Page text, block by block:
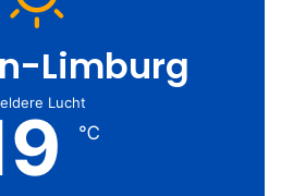
Limburg
Lucht
℃